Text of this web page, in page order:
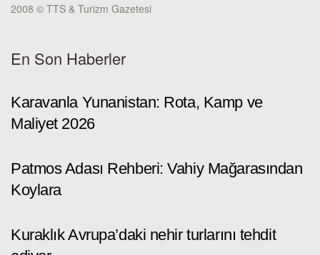
2008 © TTS & Turizm Gazetesi
En Son Haberler
Karavanla Yunanistan: Rota, Kamp ve
Maliyet 2026
Patmos Adası Rehberi: Vahiy Mağarasından
Koylara
Kuraklık Avrupa’daki nehir turlarını tehdit